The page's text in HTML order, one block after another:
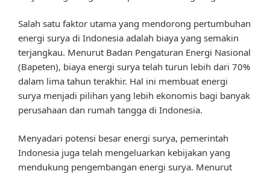
Salah satu faktor utama yang mendorong pertumbuhan
energi surya di Indonesia adalah biaya yang semakin
terjangkau. Menurut Badan Pengaturan Energi Nasional
(Bapeten), biaya energi surya telah turun lebih dari 70%
dalam lima tahun terakhir. Hal ini membuat energi
surya menjadi pilihan yang lebih ekonomis bagi banyak
perusahaan dan rumah tangga di Indonesia.
Menyadari potensi besar energi surya, pemerintah
Indonesia juga telah mengeluarkan kebijakan yang
mendukung pengembangan energi surya. Menurut